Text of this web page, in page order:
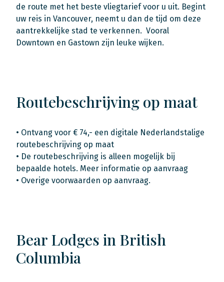
de route met het beste vliegtarief voor u uit. Begint
uw reis in Vancouver, neemt u dan de tijd om deze
aantrekkelijke stad te verkennen. Vooral
Downtown en Gastown zijn leuke wijken.
Routebeschrijving op maat
• Ontvang voor € 74,- een digitale Nederlandstalige
routebeschrijving op maat
• De routebeschrijving is alleen mogelijk bij
bepaalde hotels. Meer informatie op aanvraag
• Overige voorwaarden op aanvraag.
Bear Lodges in British
Columbia